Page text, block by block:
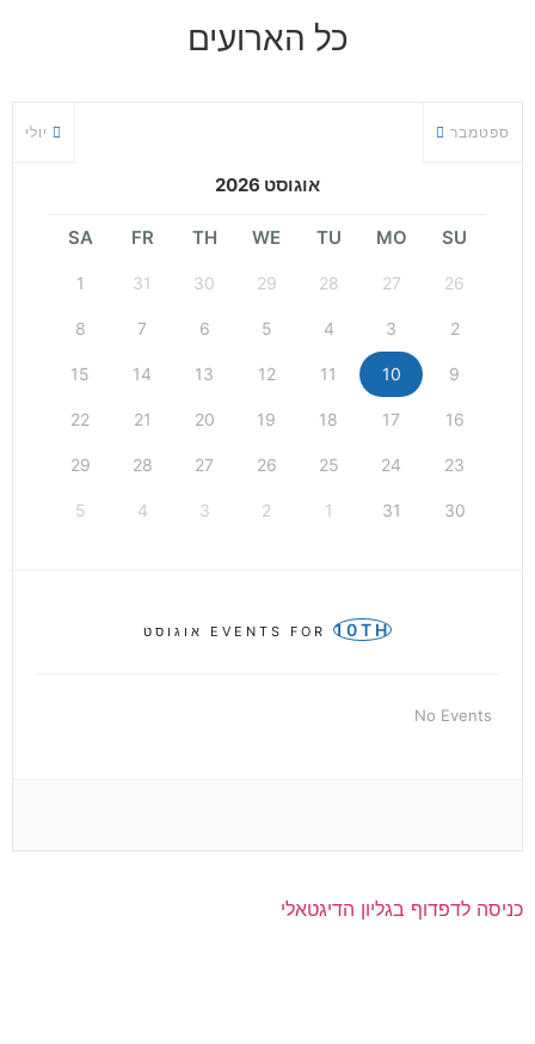
כל הארועים
יולי
אוגוסט 2026
ספטמבר
SU
MO
TU
WE
TH
FR
SA
26
27
28
29
30
31
1
2
3
4
5
6
7
8
9
10
11
12
13
14
15
16
17
18
19
20
21
22
23
24
25
26
27
28
29
30
31
1
2
3
4
5
EVENTS FOR 10TH אוגוסט
No Events
כניסה לדפדוף בגליון הדיגטאלי